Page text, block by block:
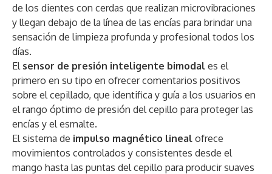
de los dientes con cerdas que realizan microvibraciones
y llegan debajo de la línea de las encías para brindar una
sensación de limpieza profunda y profesional todos los
días.
El sensor de presión inteligente bimodal es el
primero en su tipo en ofrecer comentarios positivos
sobre el cepillado, que identifica y guía a los usuarios en
el rango óptimo de presión del cepillo para proteger las
encías y el esmalte.
El sistema de impulso magnético lineal ofrece
movimientos controlados y consistentes desde el
mango hasta las puntas del cepillo para producir suaves